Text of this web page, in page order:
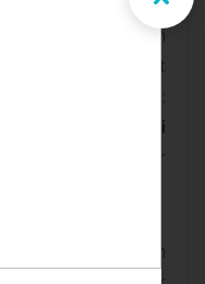
Keine großen
stattdessen
Garage mit
:
Macaroni
Sattmacher
– natürlich